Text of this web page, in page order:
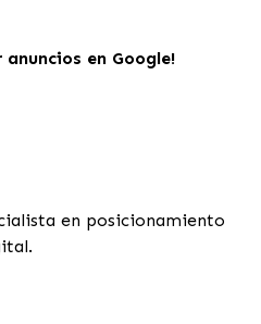
anuncios en Google!
en posicionamiento